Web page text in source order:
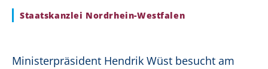
Staatskanzlei Nordrhein-Westfalen
Ministerpräsident Hendrik Wüst besucht am